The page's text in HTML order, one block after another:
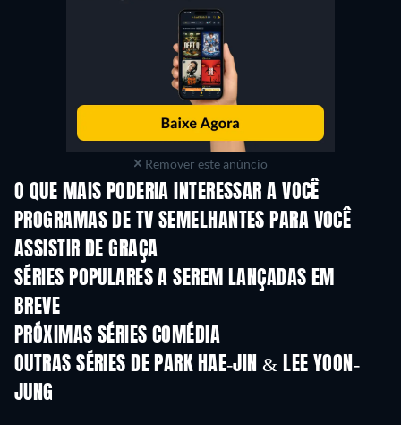
Remover este anúncio
O QUE MAIS PODERIA INTERESSAR A VOCÊ
Série Série
PROGRAMAS DE TV SEMELHANTES PARA VOCÊ
ASSISTIR DE GRAÇA
Série
SÉRIES POPULARES A SEREM LANÇADAS EM
BREVE
PRÓXIMAS SÉRIES COMÉDIA
Temporada 6 Temporada 2
OUTRAS SÉRIES DE PARK HAE-JIN & LEE YOON-
JUNG